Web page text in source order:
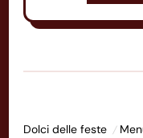
Dolci delle feste